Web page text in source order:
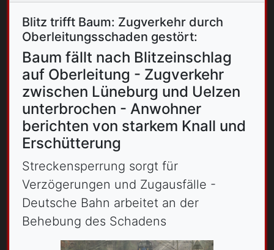
Blitz trifft Baum: Zugverkehr durch
Oberleitungsschaden gestört:
Baum fällt nach Blitzeinschlag
auf Oberleitung - Zugverkehr
zwischen Lüneburg und Uelzen
unterbrochen - Anwohner
berichten von starkem Knall und
Erschütterung
Streckensperrung sorgt für
Verzögerungen und Zugausfälle -
Deutsche Bahn arbeitet an der
Behebung des Schadens